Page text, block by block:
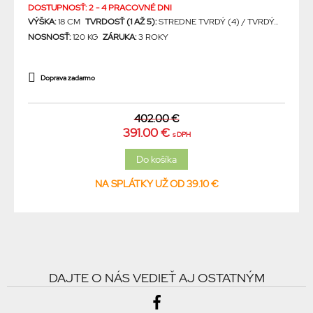
DOSTUPNOSŤ: 2 - 4 PRACOVNÉ DNI
VÝŠKA:18 CM TVRDOSŤ (1 AŽ 5):STREDNE TVRDÝ (4) / TVRDÝ...
NOSNOSŤ:120 KG ZÁRUKA:3 ROKY
Doprava zadarmo
402.00 €
391.00 € s DPH
NA SPLÁTKY UŽ OD 39.10 €
DAJTE O NÁS VEDIEŤ AJ OSTATNÝM